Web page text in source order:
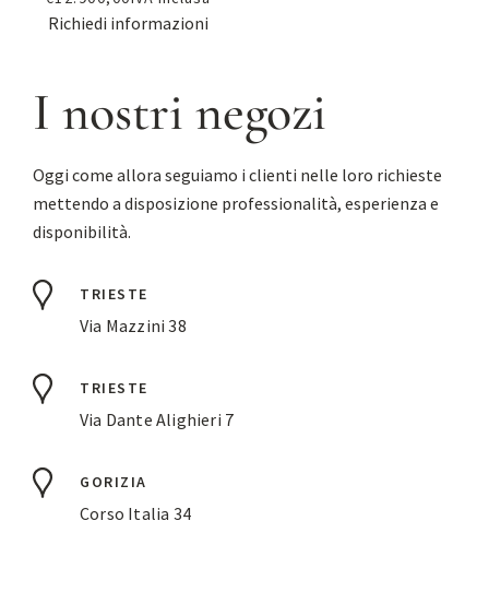
Richiedi informazioni
I nostri negozi
Oggi come allora seguiamo i clienti nelle loro richieste
mettendo a disposizione professionalità, esperienza e
disponibilità.
TRIESTE
Via Mazzini 38
TRIESTE
Via Dante Alighieri 7
GORIZIA
Corso Italia 34